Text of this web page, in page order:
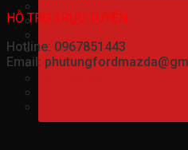
Ford Focus
Ford Modeo
Ford Transit
HỖ TRỢ TRỰC TUYẾN
Hotline: 0967851443
Email: